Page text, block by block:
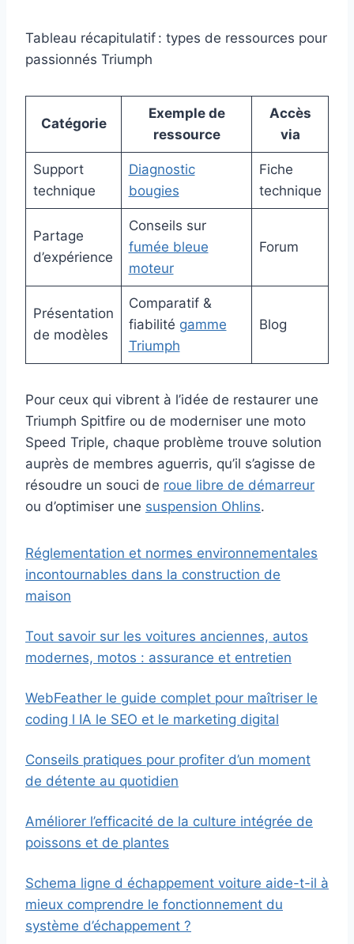
Tableau récapitulatif : types de ressources pour
passionnés Triumph
Catégorie
Exemple de
ressource
Accès
via
Support
technique
Diagnostic
bougies
Fiche
technique
Partage
d’expérience
Conseils sur
fumée bleue
moteur
Forum
Présentation
de modèles
Comparatif &
fiabilité gamme
Triumph
Blog
Pour ceux qui vibrent à l’idée de restaurer une
Triumph Spitfire ou de moderniser une moto
Speed Triple, chaque problème trouve solution
auprès de membres aguerris, qu’il s’agisse de
résoudre un souci de roue libre de démarreur
ou d’optimiser une suspension Ohlins.
Réglementation et normes environnementales
incontournables dans la construction de
maison
Tout savoir sur les voitures anciennes, autos
modernes, motos : assurance et entretien
WebFeather le guide complet pour maîtriser le
coding l IA le SEO et le marketing digital
Conseils pratiques pour profiter d’un moment
de détente au quotidien
Améliorer l’efficacité de la culture intégrée de
poissons et de plantes
Schema ligne d échappement voiture aide-t-il à
mieux comprendre le fonctionnement du
système d’échappement ?